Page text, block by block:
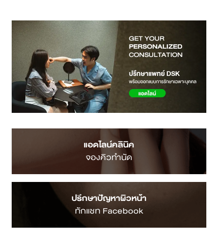
แอดไลน์คลินิค
จองคิวทำนัด
ปรึกษาปัญหาผิวหน้า
ทักแชท Facebook